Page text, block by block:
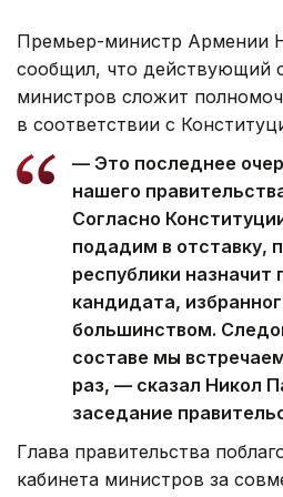
Премьер-министр Армении
сообщил, что действующий
министров сложит
в соответствии с
— Это последнее
нашего
Согласно
подадим в отставку,
республики
кандидата,
большинством.
составе мы
раз, — сказал Никол
заседание
Глава правительства
кабинета министров за